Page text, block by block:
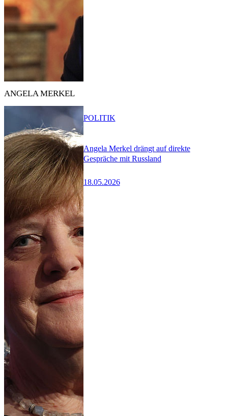
ANGELA MERKEL
Angela Merkel drängt auf direkte
Gespräche mit Russland
18.05.2026
POLITIK